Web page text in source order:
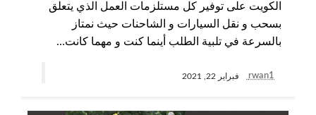
الكويت على توفير كل مستلزمات العمل الذي يتعلق
بسحب و نقل السيارات و الشاحنات حيث نمتاز
بالسرعة في تلبية الطلب أينما كنت و مهما كانت…
rwan1 فبراير 22, 2021